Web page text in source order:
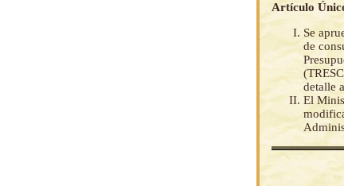
Artículo
Se
de
detalle
El